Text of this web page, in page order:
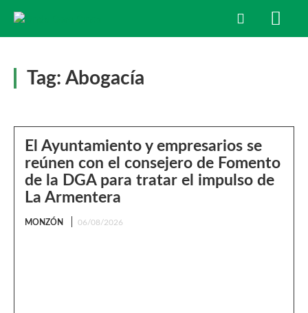
Tag: Abogacía
El Ayuntamiento y empresarios se
reúnen con el consejero de Fomento
de la DGA para tratar el impulso de
La Armentera
MONZÓN 06/08/2026